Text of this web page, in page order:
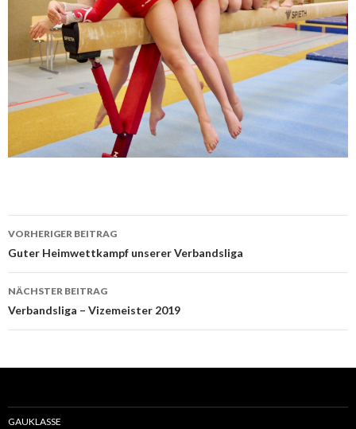
Beitrags-
Navigation
VORHERIGER BEITRAG
Guter Heimwettkampf unserer Verbandsliga
NÄCHSTER BEITRAG
Verbandsliga – Vizemeister 2019
GAUKLASSE